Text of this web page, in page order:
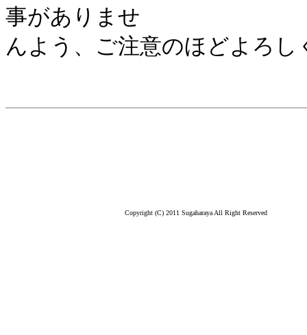
事がありませ
んよう、ご注意のほどよろ
Copyright (C) 2011 Sugaharaya All Right Reserved